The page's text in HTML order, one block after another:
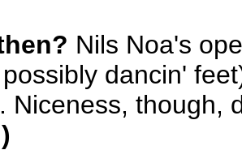
Nils Noa's
dancin'
Niceness, though,